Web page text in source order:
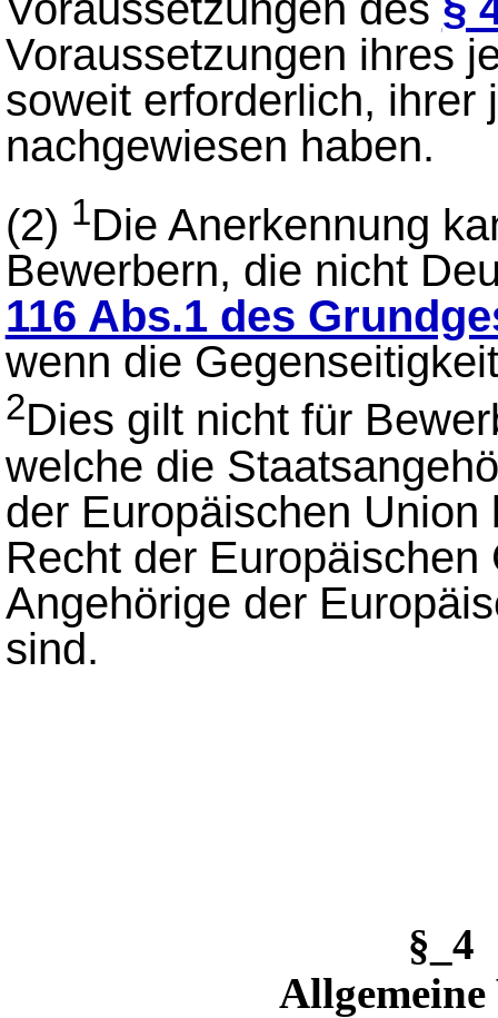
Voraussetzungen ihres
soweit erforderlich, ihrer
nachgewiesen haben.
(2) 1Die Anerkennung
Bewerbern, die nicht
116 Abs.1 des
wenn die
2Dies gilt nicht für
welche die
der Europäischen
Recht der
Angehörige der
sind.
Allgemeine